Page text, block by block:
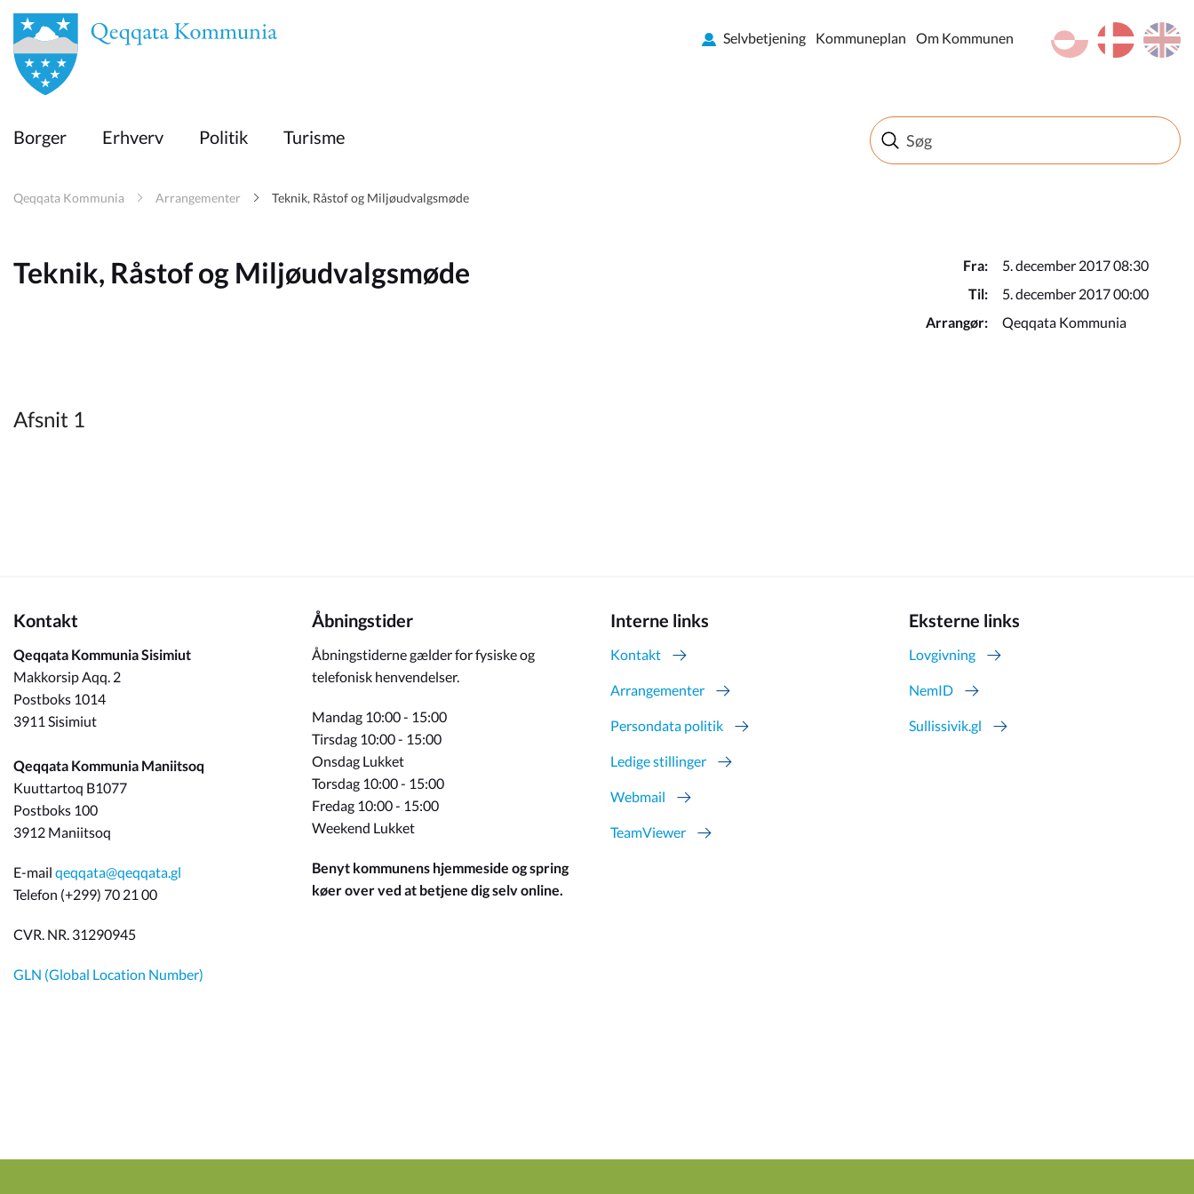
en
Borger
Erhverv
Politik
Turisme
en
da
kl-GL
Selvbetjening Kommuneplan Om Kommunen
Borger Erhverv Politik Turisme
Qeqqata Kommunia Arrangementer Teknik, Råstof og Miljøudvalgsmøde
Teknik, Råstof og Miljøudvalgsmøde Fra:
5. december 2017 08:30
Til:
5. december 2017 00:00
Arrangør:
Qeqqata Kommunia
Afsnit 1
Kontakt
Qeqqata Kommunia Sisimiut
Makkorsip Aqq. 2
Postboks 1014
3911 Sisimiut
Qeqqata Kommunia Maniitsoq
Kuuttartoq B1077
Postboks 100
3912 Maniitsoq
E-mail qeqqata@qeqqata.gl
Telefon (+299) 70 21 00
CVR. NR. 31290945
GLN (Global Location Number)
Åbningstider
Åbningstiderne gælder for fysiske og
telefonisk henvendelser.
Mandag 10:00 - 15:00
Tirsdag 10:00 - 15:00
Onsdag Lukket
Torsdag 10:00 - 15:00
Fredag 10:00 - 15:00
Weekend Lukket
Benyt kommunens hjemmeside og spring
køer over ved at betjene dig selv online.
Interne links
Kontakt
Arrangementer
Persondata politik
Ledige stillinger
Webmail
TeamViewer
Eksterne links
Lovgivning
NemID
Sullissivik.gl